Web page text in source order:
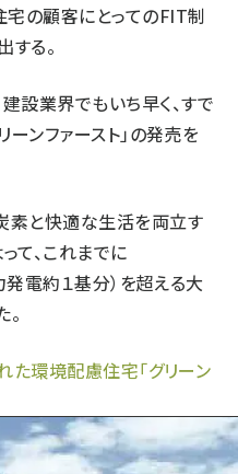
の顧客にとってのFIT制
する。
設業界でもいち早く、すで
ンファースト」の発売を
素と快適な生活を両立す
て、これまでに
電約１基分）を超える大
環境配慮住宅「グリーン